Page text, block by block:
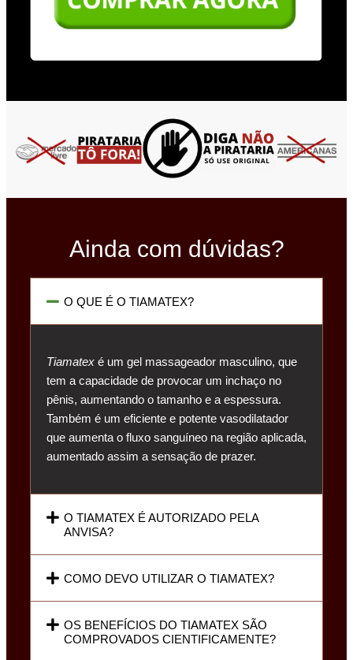
Ainda com dúvidas?
O QUE É O TIAMATEX?
Tiamatex é um gel massageador masculino, que
tem a capacidade de provocar um inchaço no
pênis, aumentando o tamanho e a espessura.
Também é um eficiente e potente vasodilatador
que aumenta o fluxo sanguíneo na região aplicada,
aumentado assim a sensação de prazer.
O TIAMATEX É AUTORIZADO PELA
ANVISA?
COMO DEVO UTILIZAR O TIAMATEX?
OS BENEFÍCIOS DO TIAMATEX SÃO
COMPROVADOS CIENTIFICAMENTE?